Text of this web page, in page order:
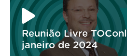
Reunião Livre
janeiro de 2024